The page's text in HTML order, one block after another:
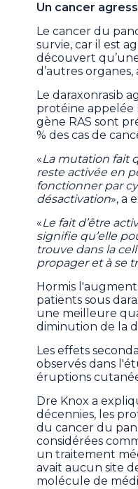
Un cancer
Le cancer du
survie, car il est
découvert qu’une
d’autres
Le daraxonrasib
protéine appelée
gène RAS sont
% des cas de
«La mutation fait
reste activée en
fonctionner par
désactivation», a
«Le fait d’être
signifie qu’elle
trouve dans la
propager et à se
Hormis
patients sous
une meilleure
diminution de la
Les effets
observés dans
éruptions
Dre Knox a
décennies, les
du cancer du
considérées
un traitement
avait aucun site
molécule de